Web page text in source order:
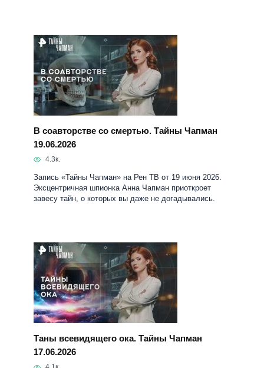
В соавторстве со смертью. Тайны Чапман
19.06.2026
4.3к.
Запись «Тайны Чапман» на Рен ТВ от 19 июня 2026.
Эксцентричная шпионка Анна Чапман приоткроет
Таны всевидящего ока. Тайны Чапман
17.06.2026
4.1к.
Запись «Тайны Чапман» на Рен ТВ от 17 июня 2026.
Эксцентричная шпионка Анна Чапман приоткроет